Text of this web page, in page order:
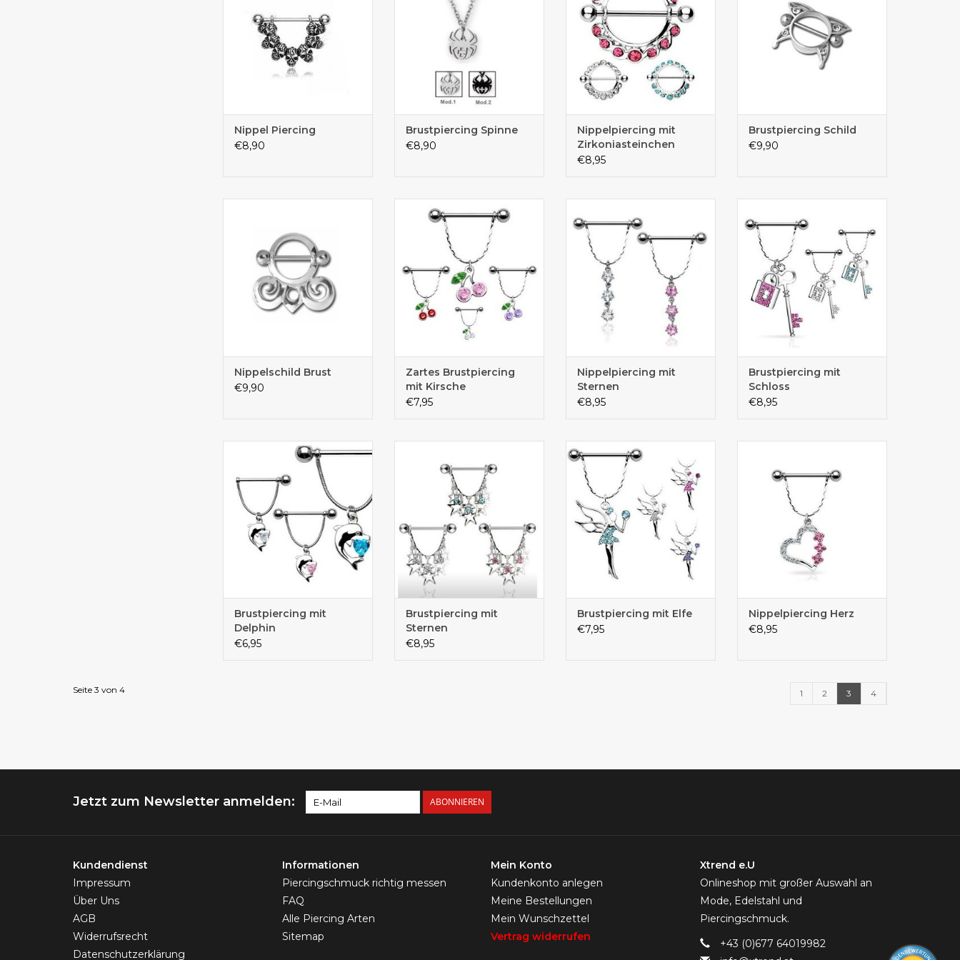
Nippel Piercing
€8,90
Brustpiercing Spinne
€8,90
Nippelpiercing mit
Zirkoniasteinchen
€8,95
Brustpiercing Schild
€9,90
Nippelschild Brust
€9,90
Brustpiercingstab mit einer
Kirsche als Anhänger
Zartes Brustpiercing
mit Kirsche
€7,95
mit Kettchen
Nippelpiercing mit
Sternen
€8,95
Brustpiercing mit
Schloss
€8,95
Piercingschmuck mit zarter
Kette und Delphinanhänger
Brustpiercing mit
Delphin
€6,95
mit Sternen und Zirkonia
Brustpiercing mit
Sternen
€8,95
Brustpiercing mit zarten
Kettchen mit Elfe
Brustpiercing mit Elfe
€7,95
Nippelpiercing Herz
€8,95
Seite 3 von 4 1 2 3 4
Jetzt zum Newsletter anmelden: ABONNIEREN
Kundendienst
Impressum
Über Uns
AGB
Widerrufsrecht
Datenschutzerklärung
Informationen
Piercingschmuck richtig messen
FAQ
Alle Piercing Arten
Sitemap
Mein Konto
Kundenkonto anlegen
Meine Bestellungen
Mein Wunschzettel
Vertrag widerrufen
Xtrend e.U
Onlineshop mit großer Auswahl an
Mode, Edelstahl und
Piercingschmuck.
+43 (0)677 64019982